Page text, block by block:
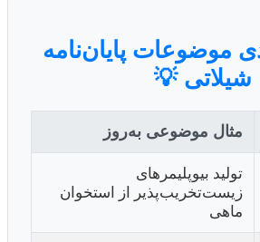
موضوعات پایان‌نامه
شیلاتی 💡
مثال موضوعی به‌روز
تولید بیوپلیمرهای
زیست‌تخریب‌پذیر از استخوان
ماهی